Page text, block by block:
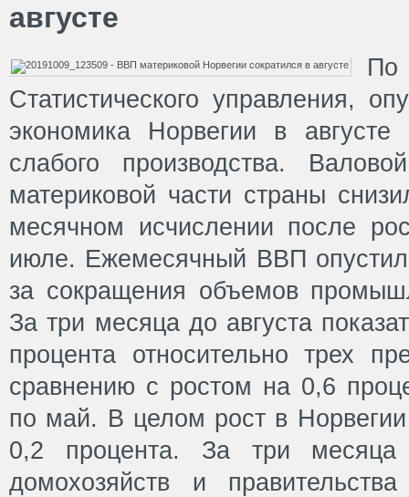
августе
Статистического управления,
экономика Норвегии в
слабого производства.
материковой части страны
месячном исчислении после
июле. Ежемесячный ВВП
за сокращения объемов
За три месяца до августа
процента относительно трех
сравнению с ростом на 0,6
по май. В целом рост в
0,2 процента. За три месяца
домохозяйств и